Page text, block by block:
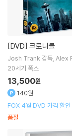
[DVD] 크로니클
Josh Trank 감독 Alex
e DeHaan출연
20세기 폭스
13,500원
140원
FOX 4월 DVD 가격 할인
품절